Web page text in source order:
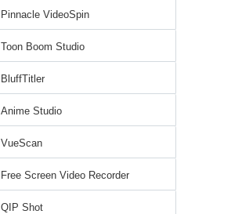
Pinnacle VideoSpin
Toon Boom Studio
BluffTitler
Anime Studio
VueScan
Free Screen Video Recorder
QIP Shot